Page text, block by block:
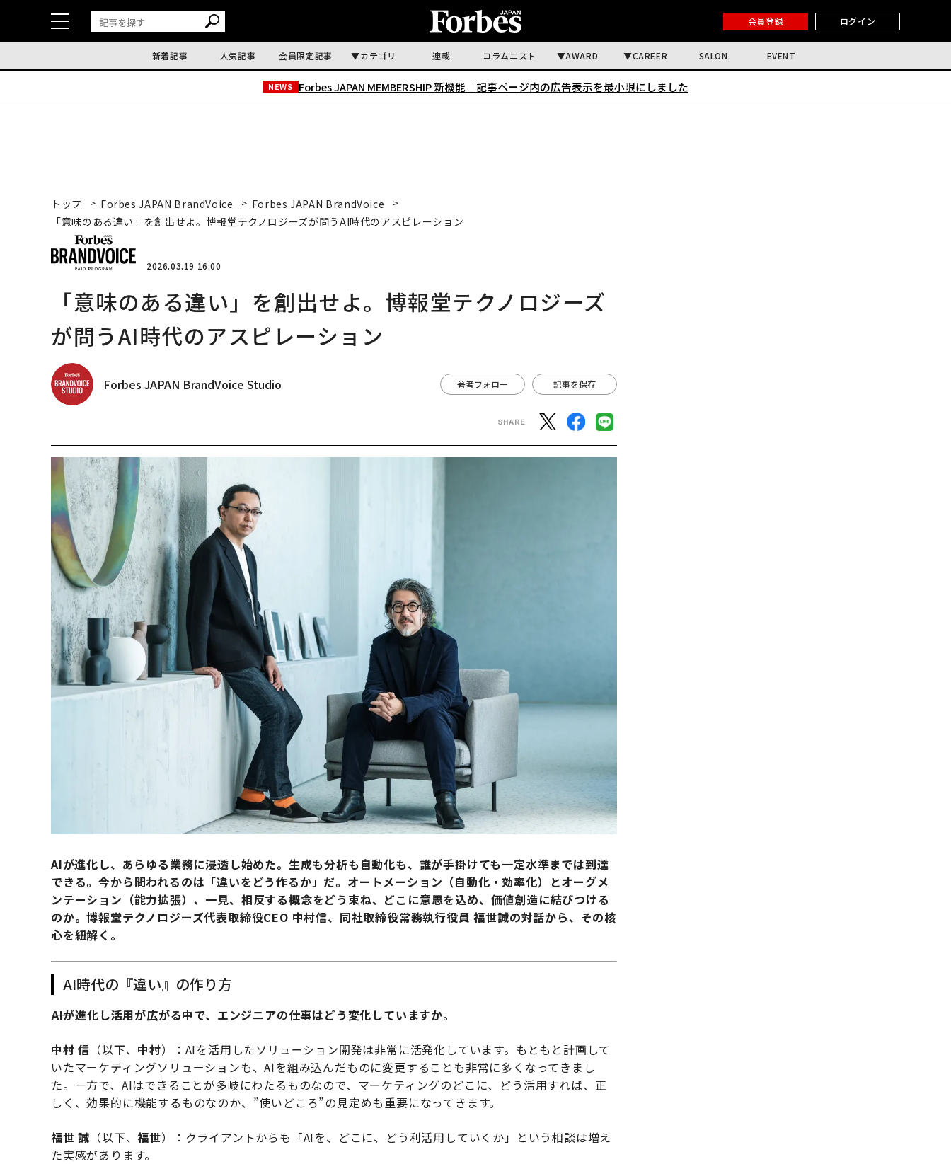
会員登録 ログイン
新着記事 人気記事 会員限定記事 カテゴリ 連載 コラムニスト AWARD CAREER SALON EVENT
NEWS Forbes JAPAN MEMBERSHIP 新機能｜ 記事ページ内の広告表示を最小限にしました
トップ Forbes JAPAN BrandVoice
Forbes JAPAN BrandVoice
「意味のある違い」を創出せよ。博報堂テクノロジーズが問うAI時代のアスピレーション
2026.03.19 16:00
「意味のある違い」を創出せよ。博報堂テクノロジーズ
が問うAI時代のアスピレーション
Forbes JAPAN BrandVoice Studio 著者フォロー 記事を保存
AIが進化し、あらゆる業務に浸透し始めた。生成も分析も自動化も、誰が手掛けても一定水準までは到達
できる。今から問われるのは「違いをどう作るか」だ。オートメーション（自動化・効率化）とオーグメ
ンテーション（能力拡張）、一見、相反する概念をどう束ね、どこに意思を込め、価値創造に結びつける
のか。博報堂テクノロジーズ代表取締役CEO 中村信、同社取締役常務執行役員 福世誠の対話から、その核
心を紐解く。
AI時代の『違い』の作り方
――AIが進化し活用が広がる中で、エンジニアの仕事はどう変化していますか。
中村 信 （以下、 中村）：AIを活用したソリューション開発は非常に活発化しています。もともと計画して
いたマーケティングソリューションも、AIを組み込んだものに変更することも非常に多くなってきまし
た。一方で、AIはできることが多岐にわたるものなので、マーケティングのどこに、どう活用すれば、正
しく、効果的に機能するものなのか、”使いどころ”の見定めも重要になってきます。
福世 誠 （以下、福世）：クライアントからも「AIを、どこに、どう利活用していくか」という相談は増え
た実感があります。